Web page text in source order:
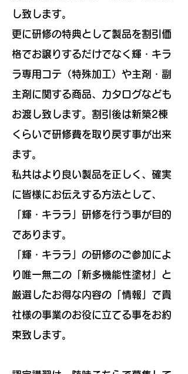
し致します。
更に研修の特典として製品を割引価
格でお譲りするだけでなく輝・キラ
ラ専用コテ（特殊加工）や主剤・副
主剤に関する商品、カタログなども
お渡し致します。割引後は新築2棟
くらいで研修費を取り戻す事が出来
ます。
私共はより良い製品を正しく、確実
に皆様にお伝えする方法として、
「輝・キララ」研修を行う事が目的
であります。
「輝・キララ」の研修のご参加によ
り唯一無二の「新多機能性塗材」と
厳選したお得な内容の「情報」で貴
社様の事業のお役に立てる事をお約
束致します。